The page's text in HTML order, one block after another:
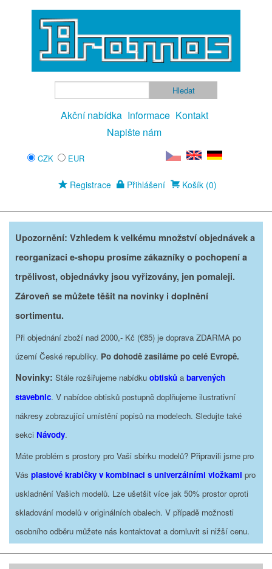
Akční nabídka Informace Kontakt
Napište nám
CZK EUR
Registrace Přihlášení Košík (0)
Upozornění: Vzhledem k velkému množství objednávek a
reorganizaci e-shopu prosíme zákazníky o pochopení a
trpělivost, objednávky jsou vyřizovány, jen pomaleji.
Zároveň se můžete těšit na novinky i doplnění
sortimentu.
Při objednání zboží nad 2000,- Kč (€85) je doprava ZDARMA po
území České republiky. Po dohodě zasíláme po celé Evropě.
Novinky: Stále rozšiřujeme nabídku obtisků a barvených
stavebnic. V nabídce obtisků postupně doplňujeme ilustrativní
nákresy zobrazující umístění popisů na modelech. Sledujte také
sekci Návody.
Máte problém s prostory pro Vaši sbírku modelů? Připravili jsme pro
Vás plastové krabičky v kombinaci s univerzálními vložkami pro
uskladnění Vašich modelů. Lze ušetšit více jak 50% prostor oproti
skladování modelů v originálních obalech. V případě možnosti
osobního odběru můžete nás kontaktovat a domluvit si nižší cenu.